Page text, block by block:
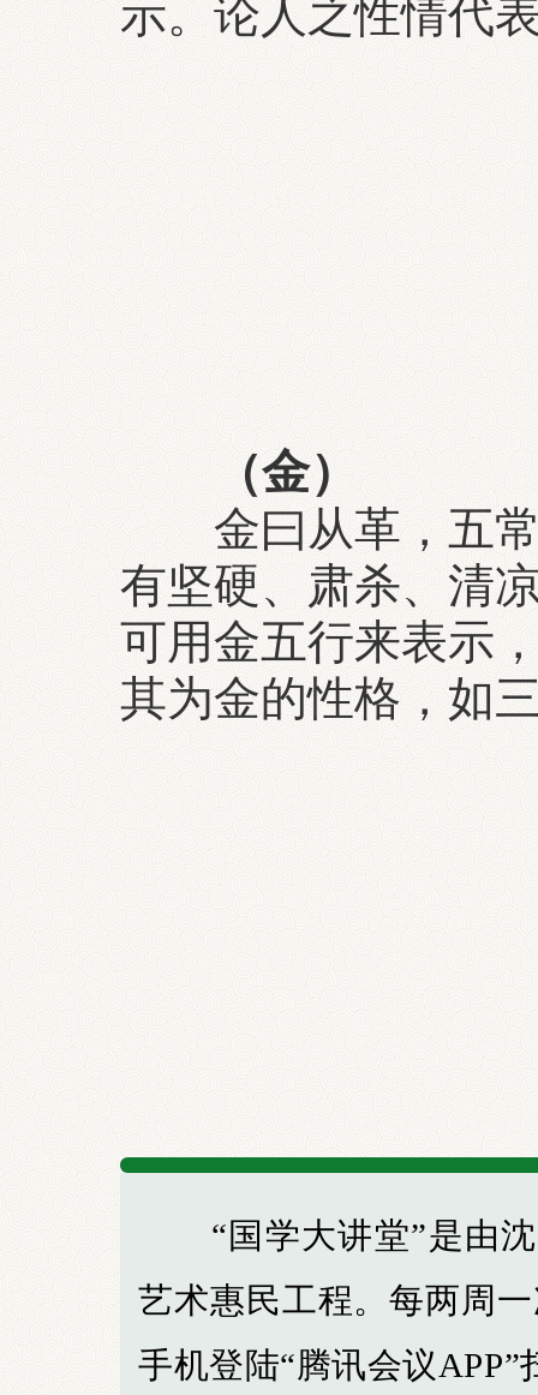
示。论人之性情代
（金）
金曰从革，五
有坚硬、肃杀、清
可用金五行来表示
其为金的性格，如
“国学大讲堂”是由沈
艺术惠民工程。每两周
手机登陆“腾讯会议